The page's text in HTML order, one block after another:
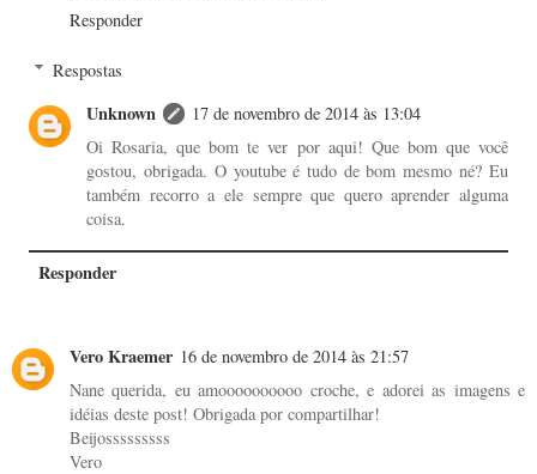
Responder
Respostas
Unknown
17 de novembro de 2014 às 13:04
Oi Rosaria, que bom te ver por aqui! Que bom que você
gostou, obrigada. O youtube é tudo de bom mesmo né? Eu
também recorro a ele sempre que quero aprender alguma
coisa.
Responder
Vero Kraemer 16 de novembro de 2014 às 21:57
Nane querida, eu amoooooooooo croche, e adorei as imagens e
idéias deste post! Obrigada por compartilhar!
Beijosssssssss
Vero